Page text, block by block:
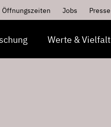
Öffnungszeiten Jobs Presse
Werte & Vielfalt